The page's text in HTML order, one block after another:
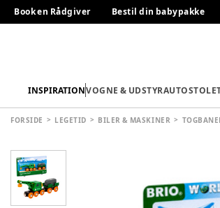
Book en Rådgiver Bestil din babypakke
INSPIRATIONVOGNE & UDSTYRAUTOSTOLE
FORSIDE LEGETID BILER & MASKINER